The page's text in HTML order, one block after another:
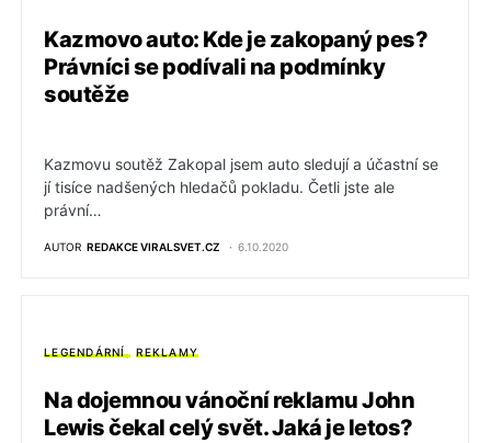
Kazmovo auto: Kde je zakopaný pes?
Právníci se podívali na podmínky
soutěže
Kazmovu soutěž Zakopal jsem auto sledují a účastní se
jí tisíce nadšených hledačů pokladu. Četli jste ale
právní…
AUTOR REDAKCE VIRALSVET.CZ 6.10.2020
LEGENDÁRNÍ REKLAMY
Na dojemnou vánoční reklamu John
Lewis čekal celý svět. Jaká je letos?